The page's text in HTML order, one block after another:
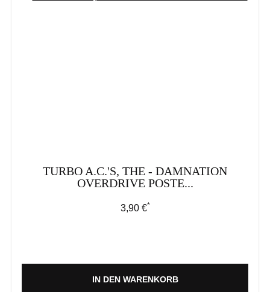
TURBO A.C.'S, THE - DAMNATION
OVERDRIVE POSTE...
Regulärer Preis:
3,90 €*
IN DEN WARENKORB